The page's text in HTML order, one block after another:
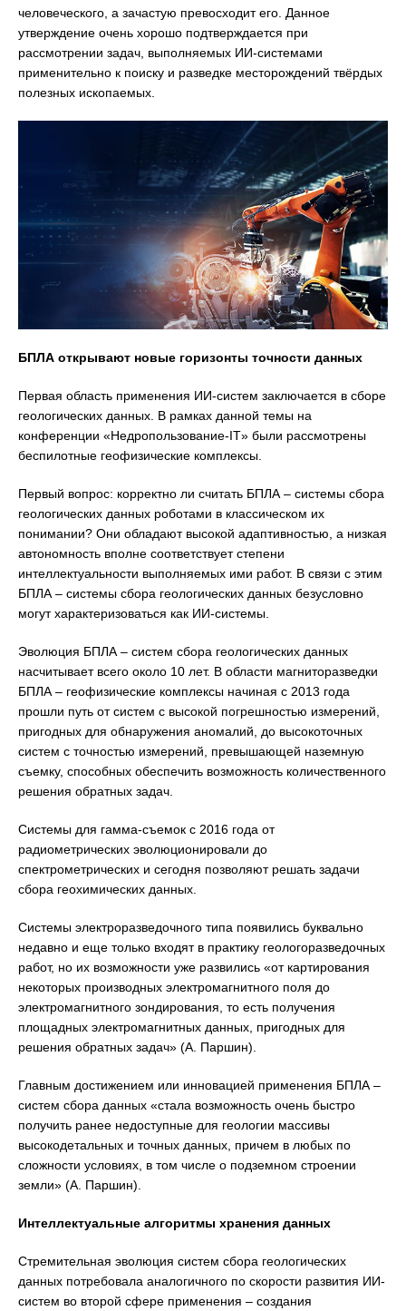
человеческого, а зачастую превосходит его. Данное
утверждение очень хорошо подтверждается при
рассмотрении задач, выполняемых ИИ-системами
применительно к поиску и разведке месторождений твёрдых
полезных ископаемых.
БПЛА открывают новые горизонты точности данных
Первая область применения ИИ-систем заключается в сборе
геологических данных. В рамках данной темы на
конференции «Недропользование-IT» были рассмотрены
беспилотные геофизические комплексы.
Первый вопрос: корректно ли считать БПЛА – системы сбора
геологических данных роботами в классическом их
понимании? Они обладают высокой адаптивностью, а низкая
автономность вполне соответствует степени
интеллектуальности выполняемых ими работ. В связи с этим
БПЛА – системы сбора геологических данных безусловно
могут характеризоваться как ИИ-системы.
Эволюция БПЛА – систем сбора геологических данных
насчитывает всего около 10 лет. В области магниторазведки
БПЛА – геофизические комплексы начиная с 2013 года
прошли путь от систем с высокой погрешностью измерений,
пригодных для обнаружения аномалий, до высокоточных
систем с точностью измерений, превышающей наземную
съемку, способных обеспечить возможность количественного
решения обратных задач.
Системы для гамма-съемок с 2016 года от
радиометрических эволюционировали до
спектрометрических и сегодня позволяют решать задачи
сбора геохимических данных.
Системы электроразведочного типа появились буквально
недавно и еще только входят в практику геологоразведочных
работ, но их возможности уже развились «от картирования
некоторых производных электромагнитного поля до
электромагнитного зондирования, то есть получения
площадных электромагнитных данных, пригодных для
решения обратных задач» (А. Паршин).
Главным достижением или инновацией применения БПЛА –
систем сбора данных «стала возможность очень быстро
получить ранее недоступные для геологии массивы
высокодетальных и точных данных, причем в любых по
сложности условиях, в том числе о подземном строении
земли» (А. Паршин).
Интеллектуальные алгоритмы хранения данных
Стремительная эволюция систем сбора геологических
данных потребовала аналогичного по скорости развития ИИ-
систем во второй сфере применения – создания